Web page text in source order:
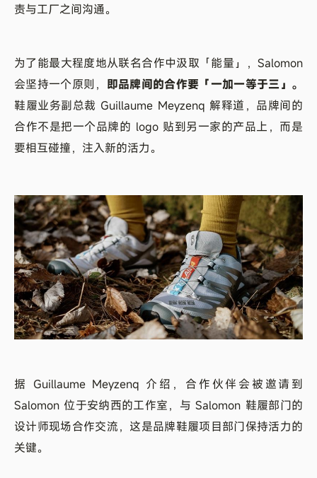
责与工厂之间沟通。
为了能最大程度地从联名合作中汲取「能量」，Salomon
会坚持一个原则， 即品牌间的合作要「一加一等于三」。
鞋履业务副总裁 Guillaume Meyzenq 解释道，品牌间的
合作不是把一个品牌的 logo 贴到另一家的产品上，而是
要相互碰撞，注入新的活力。
据 Guillaume Meyzenq 介绍，合作伙伴会被邀请到
Salomon 位于安纳西的工作室，与 Salomon 鞋履部门的
设计师现场合作交流，这是品牌鞋履项目部门保持活力的
关键。